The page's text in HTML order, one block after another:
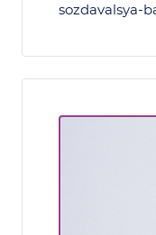
sozdavalsya-